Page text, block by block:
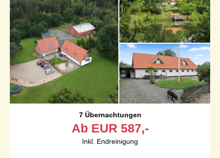
7 Übernachtungen
Ab EUR 587,-
Inkl. Endreinigung